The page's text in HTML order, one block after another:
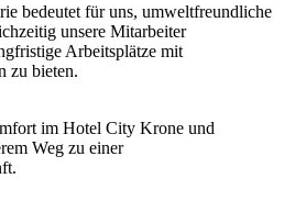
bedeutet für uns, umweltfreundliche
unsere Mitarbeiter
Arbeitsplätze mit
zu bieten.
im Hotel City Krone und
Weg zu einer